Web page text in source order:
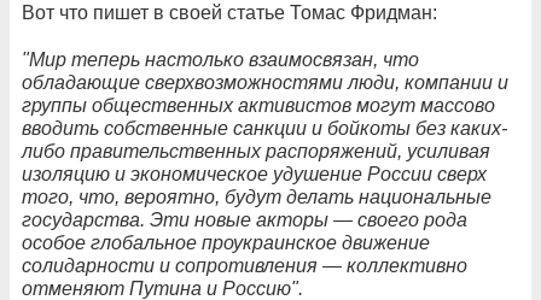
Вот что пишет в своей статье Томас Фридман:
"Мир теперь настолько взаимосвязан, что
обладающие сверхвозможностями люди, компании и
группы общественных активистов могут массово
вводить собственные санкции и бойкоты без каких-
либо правительственных распоряжений, усиливая
изоляцию и экономическое удушение России сверх
того, что, вероятно, будут делать национальные
государства. Эти новые акторы — своего рода
особое глобальное проукраинское движение
солидарности и сопротивления — коллективно
отменяют Путина и Россию".